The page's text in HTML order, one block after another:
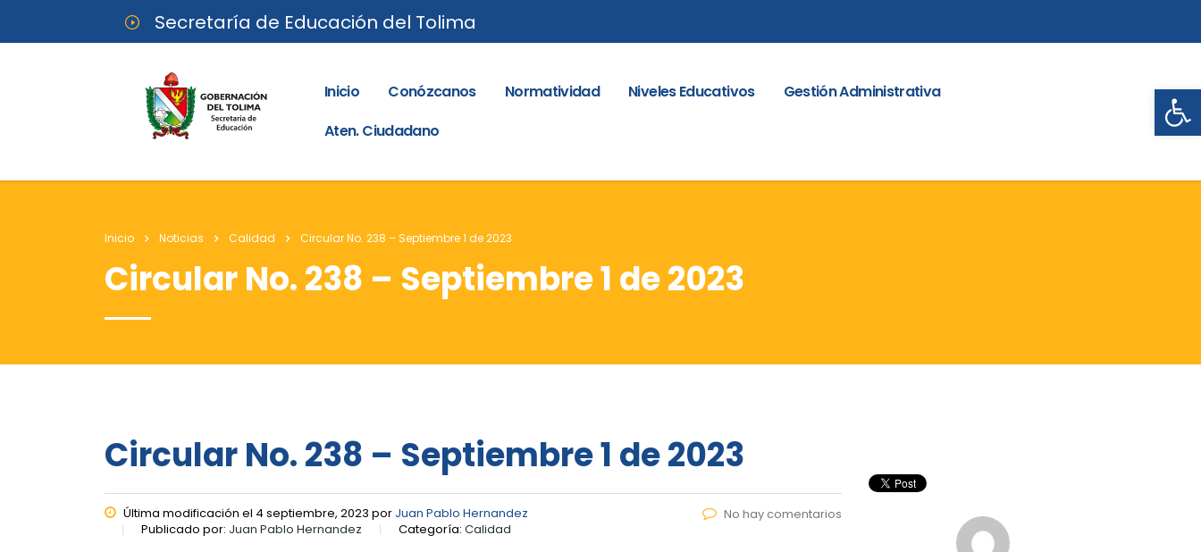
Secretaría de Educación del Tolima
Inicio Conózcanos Normatividad Niveles Educativos
Gestión Administrativa
Aten. Ciudadano
Inicio Noticias Calidad Circular No. 238 – Septiembre 1 de 2023
Circular No. 238 – Septiembre 1 de 2023
Circular No. 238 – Septiembre 1 de 2023
Última modificación el 4 septiembre, 2023 por Juan Pablo Hernandez
Publicado por: Juan Pablo Hernandez Categoría: Calidad
No hay comentarios